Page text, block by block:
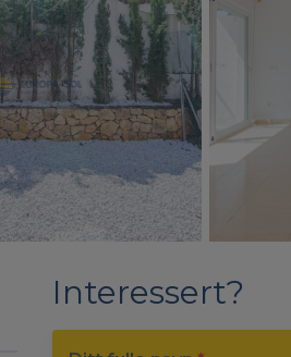
Interessert?